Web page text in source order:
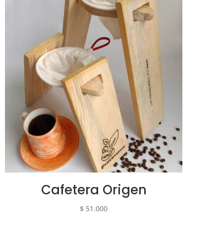
$ 80.000
Cafetera Origen
$ 51.000